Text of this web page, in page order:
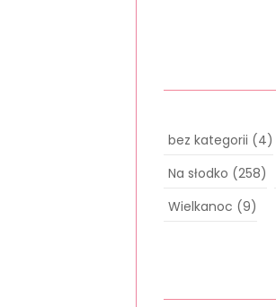
bez kategorii (4)
Na słodko (258)
Wielkanoc (9)